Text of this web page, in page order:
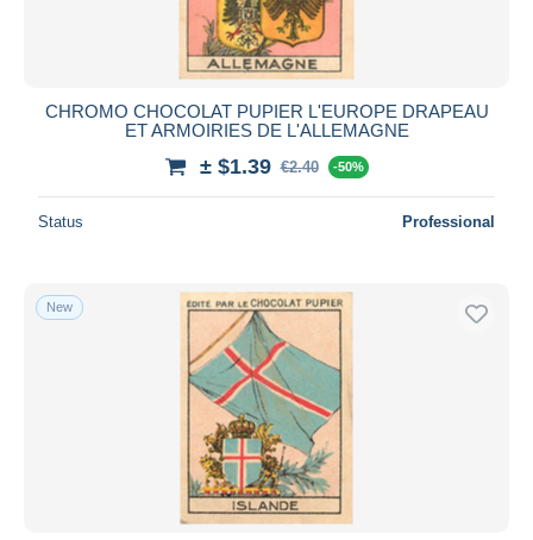
CHROMO CHOCOLAT PUPIER L'EUROPE DRAPEAU
ET ARMOIRIES DE L'ALLEMAGNE
± $1.39 €2.40 -50%
Status Professional
New